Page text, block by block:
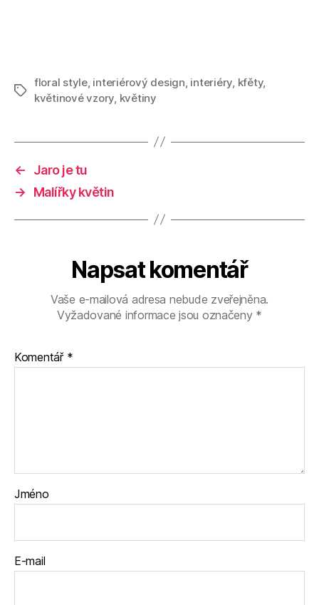
Štítky
floral style, interiérový design, interiéry, kfěty,
květinové vzory, květiny
←
Jaro je tu
→
Malířky květin
Napsat komentář
Vaše e-mailová adresa nebude zveřejněna.
Vyžadované informace jsou označeny *
Komentář *
Jméno
E-mail